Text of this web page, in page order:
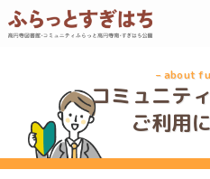
コミュニテ
ご利用
– about